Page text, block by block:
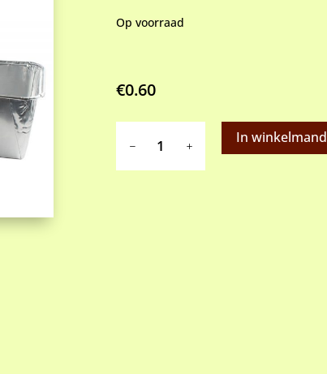
Op voorraad
€0.60
wegwerpvorm
suikerbrood
In winkelmand